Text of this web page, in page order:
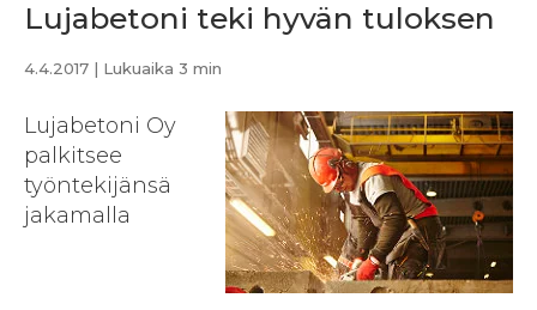
Lujabetoni teki hyvän tuloksen
4.4.2017 | Lukuaika 3 min
Lujabetoni Oy
palkitsee
työntekijänsä
jakamalla